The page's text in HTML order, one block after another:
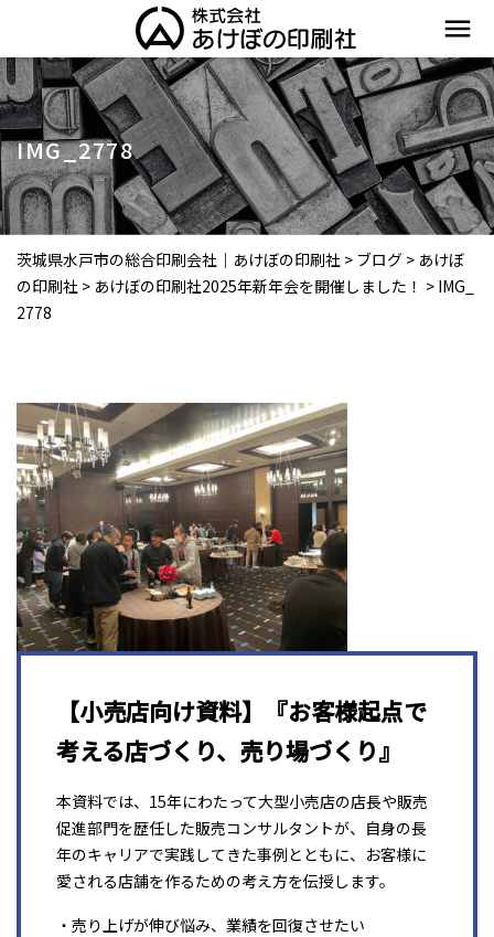
menu
IMG_2778
茨城県水戸市の総合印刷会社｜あけぼの印刷社 > ブログ > あけぼ
の印刷社 > あけぼの印刷社2025年新年会を開催しました！ > IMG_
2778
【小売店向け資料】『お客様起点で
考える店づくり、売り場づくり』
本資料では、15年にわたって大型小売店の店長や販売
促進部門を歴任した販売コンサルタントが、自身の長
年のキャリアで実践してきた事例とともに、お客様に
愛される店舗を作るための考え方を伝授します。
・売り上げが伸び悩み、業績を回復させたい